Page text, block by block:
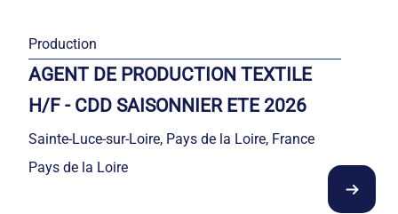
Production
AGENT DE PRODUCTION TEXTILE
H/F - CDD SAISONNIER ETE 2026
Sainte-Luce-sur-Loire, Pays de la Loire, France
Pays de la Loire